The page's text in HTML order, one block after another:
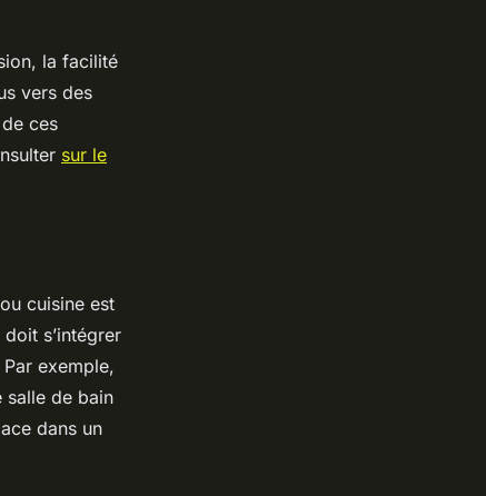
la facilité
vers des
ces
sur le
cuisine est
s’intégrer
exemple,
salle de bain
dans un